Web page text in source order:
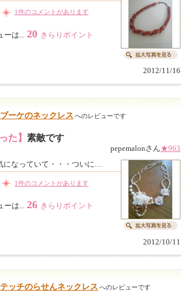
1件のコメントがあります
は... 20 きらりポイント
2012/11/16
ーケのネックレス へのレビューです
た】 素敵です
pepemalonさん★963
になっていて・・・ついに…
1件のコメントがあります
ーは... 26 きらりポイント
2012/10/11
ッチのらせんネックレス へのレビューです